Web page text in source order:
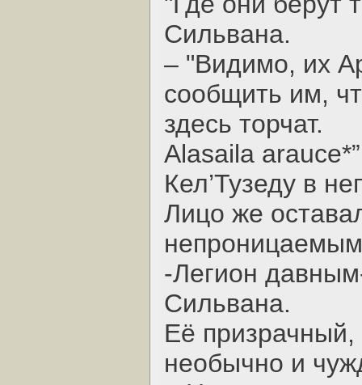
Сильвана.
– "Видимо, их
сообщить им,
здесь торчат.
Alasaila
Кел’Тузеду в
Лицо же
-Легион
Сильвана.
Её призрачный,
необычно и